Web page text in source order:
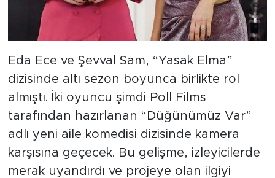
Eda Ece ve Şevval Sam, “Yasak Elma”
dizisinde altı sezon boyunca birlikte rol
almıştı. İki oyuncu şimdi Poll Films
tarafından hazırlanan “Düğünümüz Var”
adlı yeni aile komedisi dizisinde kamera
karşısına geçecek. Bu gelişme, izleyicilerde
merak uyandırdı ve projeye olan ilgiyi